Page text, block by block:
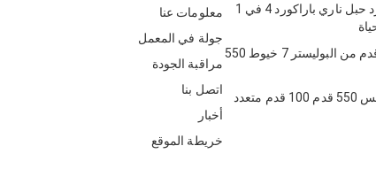
معلومات عنا
جولة في المعمل
مراقبة الجودة
اتصل بنا
أخبار
خريطة الموقع
بولي 550 باراكورد حبل ناري باراكورد 4 في 1
حبل نايلون 100 قدم من البوليستر 7 خيوط 550
حبل باراكورد عاكس 550 قدم 100 قدم متعدد